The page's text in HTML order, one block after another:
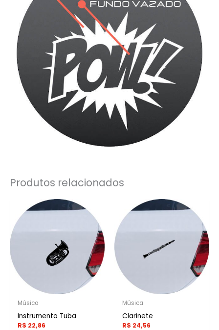
Produtos relacionados
Música
Instrumento Tuba
R$ 22,86
Música
Clarinete
R$ 24,56